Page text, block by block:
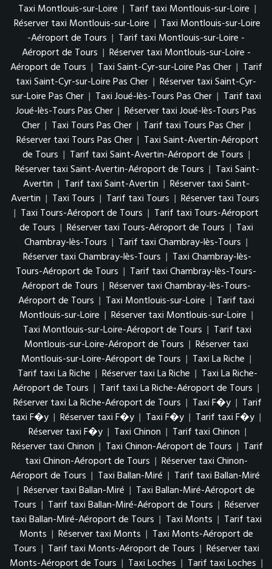
Taxi Montlouis-sur-Loire | Tarif taxi Montlouis-sur-Loire |
Réserver taxi Montlouis-sur-Loire | Taxi Montlouis-sur-Loire
-Aéroport de Tours | Tarif taxi Montlouis-sur-Loire -
Aéroport de Tours | Réserver taxi Montlouis-sur-Loire -
Aéroport de Tours | Taxi Saint-Cyr-sur-Loire Pas Cher | Tarif
taxi Saint-Cyr-sur-Loire Pas Cher | Réserver taxi Saint-Cyr-
sur-Loire Pas Cher | Taxi Joué-lès-Tours Pas Cher | Tarif taxi
Joué-lès-Tours Pas Cher | Réserver taxi Joué-lès-Tours Pas
Cher | Taxi Tours Pas Cher | Tarif taxi Tours Pas Cher |
Réserver taxi Tours Pas Cher | Taxi Saint-Avertin-Aéroport
de Tours | Tarif taxi Saint-Avertin-Aéroport de Tours |
Réserver taxi Saint-Avertin-Aéroport de Tours | Taxi Saint-
Avertin | Tarif taxi Saint-Avertin | Réserver taxi Saint-
Avertin | Taxi Tours | Tarif taxi Tours | Réserver taxi Tours
| Taxi Tours-Aéroport de Tours | Tarif taxi Tours-Aéroport
de Tours | Réserver taxi Tours-Aéroport de Tours | Taxi
Chambray-lès-Tours | Tarif taxi Chambray-lès-Tours |
Réserver taxi Chambray-lès-Tours | Taxi Chambray-lès-
Tours-Aéroport de Tours | Tarif taxi Chambray-lès-Tours-
Aéroport de Tours | Réserver taxi Chambray-lès-Tours-
Aéroport de Tours | Taxi Montlouis-sur-Loire | Tarif taxi
Montlouis-sur-Loire | Réserver taxi Montlouis-sur-Loire |
Taxi Montlouis-sur-Loire-Aéroport de Tours | Tarif taxi
Montlouis-sur-Loire-Aéroport de Tours | Réserver taxi
Montlouis-sur-Loire-Aéroport de Tours | Taxi La Riche |
Tarif taxi La Riche | Réserver taxi La Riche | Taxi La Riche-
Aéroport de Tours | Tarif taxi La Riche-Aéroport de Tours |
Réserver taxi La Riche-Aéroport de Tours | Taxi F�y | Tarif
taxi F�y | Réserver taxi F�y | Taxi F�y | Tarif taxi F�y |
Réserver taxi F�y | Taxi Chinon | Tarif taxi Chinon |
Réserver taxi Chinon | Taxi Chinon-Aéroport de Tours | Tarif
taxi Chinon-Aéroport de Tours | Réserver taxi Chinon-
Aéroport de Tours | Taxi Ballan-Miré | Tarif taxi Ballan-Miré
| Réserver taxi Ballan-Miré | Taxi Ballan-Miré-Aéroport de
Tours | Tarif taxi Ballan-Miré-Aéroport de Tours | Réserver
taxi Ballan-Miré-Aéroport de Tours | Taxi Monts | Tarif taxi
Monts | Réserver taxi Monts | Taxi Monts-Aéroport de
Tours | Tarif taxi Monts-Aéroport de Tours | Réserver taxi
Monts-Aéroport de Tours | Taxi Loches | Tarif taxi Loches |